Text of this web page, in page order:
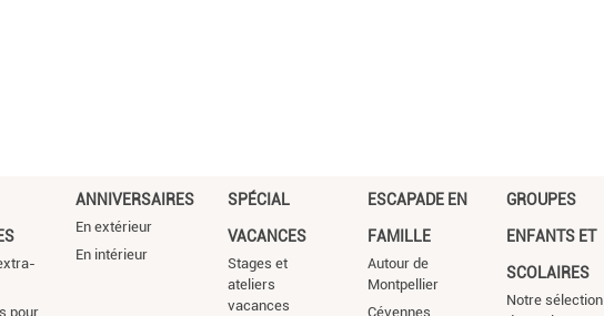
pour
ANNIVERSAIRES
En extérieur
En intérieur
SPÉCIAL
VACANCES
Stages et
ateliers
vacances
ESCAPADE EN
FAMILLE
Autour de
Montpellier
Cévennes
GROUPES
ENFANTS ET
SCOLAIRES
Notre sélection